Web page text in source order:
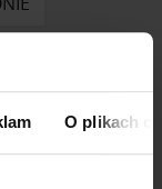
O plikach